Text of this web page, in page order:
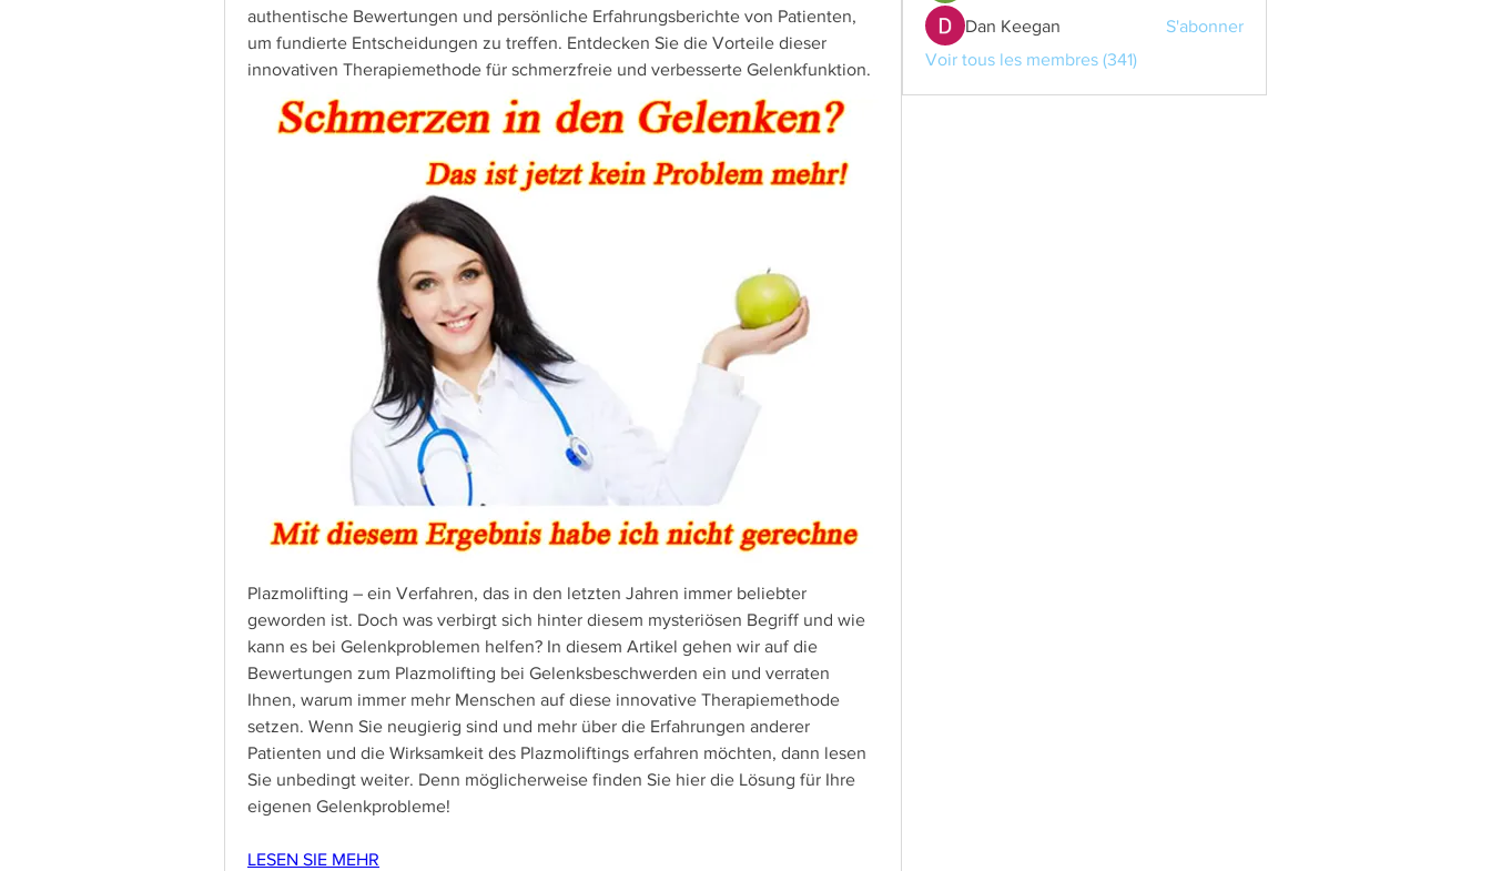
authentische Bewertungen und persönliche Erfahrungsberichte von Patienten,
um fundierte Entscheidungen zu treffen. Entdecken Sie die Vorteile dieser
innovativen Therapiemethode für schmerzfreie und verbesserte Gelenkfunktion.
Plazmolifting – ein Verfahren, das in den letzten Jahren immer beliebter
geworden ist. Doch was verbirgt sich hinter diesem mysteriösen Begriff und wie
kann es bei Gelenkproblemen helfen? In diesem Artikel gehen wir auf die
Bewertungen zum Plazmolifting bei Gelenksbeschwerden ein und verraten
Ihnen, warum immer mehr Menschen auf diese innovative Therapiemethode
setzen. Wenn Sie neugierig sind und mehr über die Erfahrungen anderer
Patienten und die Wirksamkeit des Plazmoliftings erfahren möchten, dann lesen
Sie unbedingt weiter. Denn möglicherweise finden Sie hier die Lösung für Ihre
eigenen Gelenkprobleme!
LESEN SIE MEHR
Dan Keegan
S'abonner
Voir tous les membres (341)